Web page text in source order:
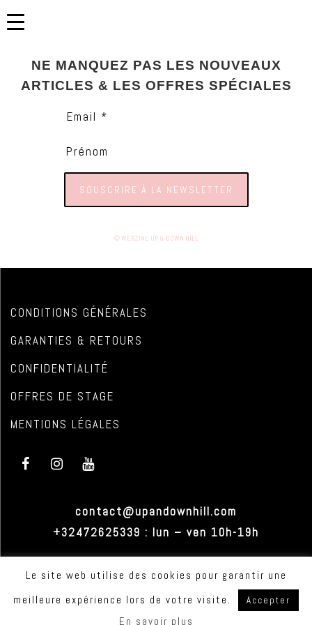
NE MANQUEZ PAS LES NOUVEAUX
ARTICLES & LES OFFRES SPÉCIALES
Email *
Prénom
© WEBZINE UP & DOWN HILL
CONDITIONS GÉNÉRALES
GARANTIES & RETOURS
CONFIDENTIALITÉ
OFFRES DE STAGE
MENTIONS LÉGALES
contact@upandownhill.com
+32472625339 : lun – ven 10h-19h
© 2022 - UP & DOWN HILL * Belgium.
Le site web utilise des cookies pour garantir une
meilleure expérience lors de votre visite.
Accepter
En savoir plus